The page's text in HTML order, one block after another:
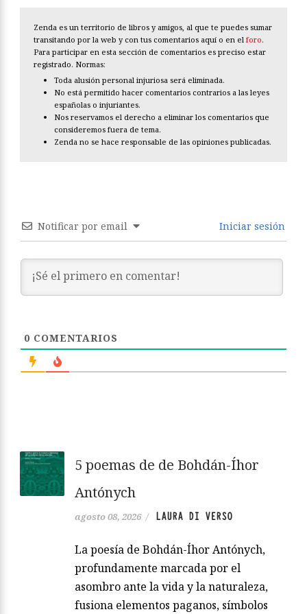
Zenda es un territorio de libros y amigos, al que te puedes sumar
transitando por la web y con tus comentarios aquí o en el foro.
Para participar en esta sección de comentarios es preciso estar
registrado. Normas:
Toda alusión personal injuriosa será eliminada.
No está permitido hacer comentarios contrarios a las leyes
españolas o injuriantes.
Nos reservamos el derecho a eliminar los comentarios que
consideremos fuera de tema.
Zenda no se hace responsable de las opiniones publicadas.
Notificar por email Iniciar sesión
0 COMENTARIOS
5 poemas de de Bohdán-Íhor
Antónych
agosto 08, 2026 / LAURA DI VERSO
La poesía de Bohdán-Íhor Antónych,
profundamente marcada por el
asombro ante la vida y la naturaleza,
fusiona elementos paganos, símbolos